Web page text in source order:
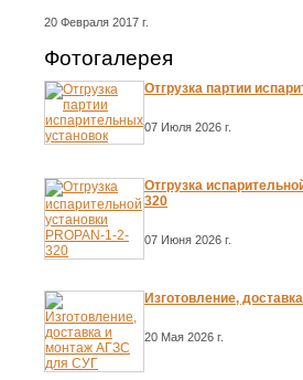
20 Февраля 2017 г.
Фотогалерея
Отгрузка партии
07 Июля 2026 г.
Отгрузка
320
07 Июня 2026 г.
Изготовление,
20 Мая 2026 г.